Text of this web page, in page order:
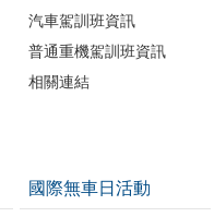
汽車駕訓班資訊
普通重機駕訓班資訊
相關連結
國際無車日活動